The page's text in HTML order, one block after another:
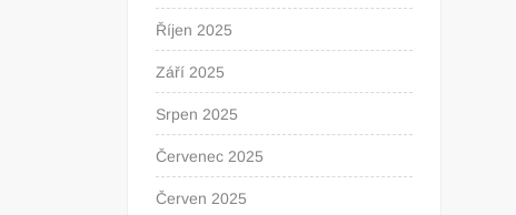
Říjen 2025
Září 2025
Srpen 2025
Červenec 2025
Červen 2025